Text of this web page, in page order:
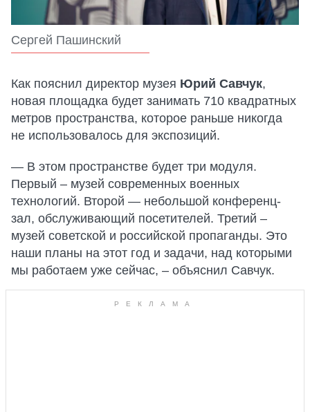
Сергей Пашинский
Как пояснил директор музея Юрий Савчук,
новая площадка будет занимать 710 квадратных
метров пространства, которое раньше никогда
не использовалось для экспозиций.
— В этом пространстве будет три модуля.
Первый – музей современных военных
технологий. Второй — небольшой конференц-
зал, обслуживающий посетителей. Третий –
музей советской и российской пропаганды. Это
наши планы на этот год и задачи, над которыми
мы работаем уже сейчас, – объяснил Савчук.